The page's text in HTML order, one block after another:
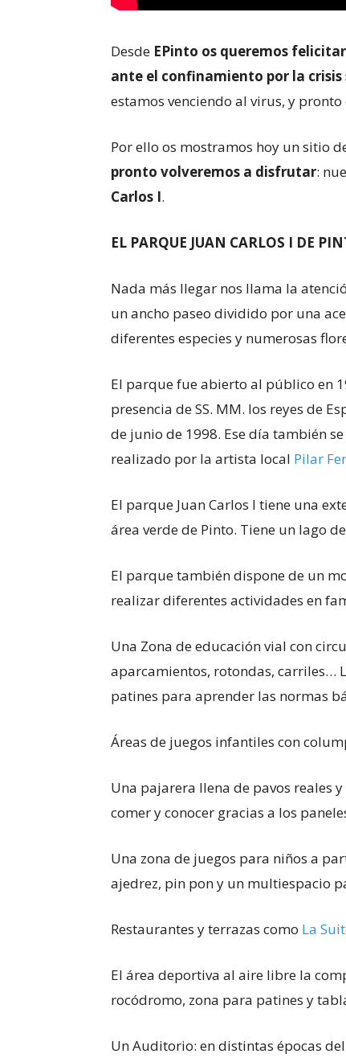
Desde EPinto os queremos felicitar
ante el confinamiento por la
estamos venciendo al virus, y
Por ello os mostramos hoy un sitio
pronto volveremos a disfrutar:
Carlos I.
EL PARQUE JUAN CARLOS I DE
Nada más llegar nos llama la
un ancho paseo dividido por una
diferentes especies y numerosas
El parque fue abierto al público en
presencia de SS. MM. los reyes de
de junio de 1998. Ese día también
realizado por la artista local Pilar
El parque Juan Carlos I tiene una
área verde de Pinto. Tiene un lago
El parque también dispone de un
realizar diferentes actividades en
Una Zona de educación vial con
aparcamientos, rotondas, carriles…
patines para aprender las normas
Áreas de juegos infantiles con
Una pajarera llena de pavos reales
comer y conocer gracias a los
Una zona de juegos para niños a
ajedrez, pin pon y un multiespacio
Restaurantes y terrazas como La
El área deportiva al aire libre la
rocódromo, zona para patines y
Un Auditorio: en distintas épocas